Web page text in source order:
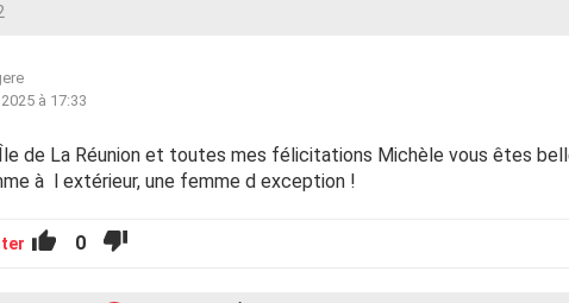
à 17:33
de La Réunion et toutes mes félicitations Michèle vous êtes
à l extérieur, une femme d exception !
0